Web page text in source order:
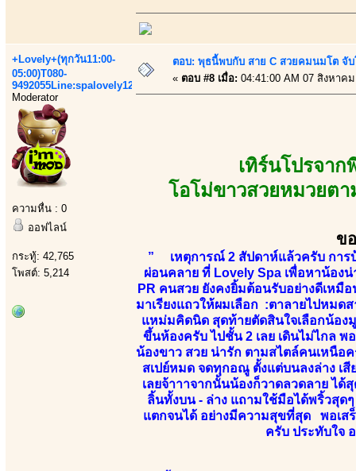
+Lovely+(ทุกวัน11:00-
05:00)T080-
9492055Line:spalovely123
Moderator
ความหื่น : 0
ออฟไลน์
กระทู้: 42,765
โพสต์: 5,214
ตอบ: พุธนี้พบกับ สาย C สวยคมนมโต จั
« ตอบ #8 เมื่อ: 04:41:00 AM 07 สิงหาค
เทิร์นโปรจา
โอโม่ขาวสวยหมวย
ข
” เหตุการณ์ 2 สัปดาห์แล้วครับ การ
ผ่อนคลาย ที่ Lovely Spa เพื่อหาน้อง
PR คนสวย ยังคงยิ้มต้อนรับอย่างดีเห
มาเรียงแถวให้ผมเลือก :ตาลายไปหมด
แหม่มคิดนิด สุดท้ายตัดสินใจเลือกน้อง
ขึ้นห้องครับ ไปชั้น 2 เลย เดินไม่ไกล
น้องขาว สวย น่ารัก ตามสไตล์คนเหนื
สเปย์หมด จดทุกอณู ตั้งแต่บนลงล่าง เ
เลยจ้าาาจากนั้นน้องก็วาดลวดลาย ไ
ลิ้นทั้งบน - ล่าง แถามใช้มือได้พริ้วสุ
แตกจนได้ อย่างมีความสุขที่สุด พอเส
ครับ ประทับใจ